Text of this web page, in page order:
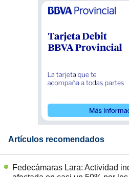
Artículos recomendados
Fedecámaras Lara: Actividad